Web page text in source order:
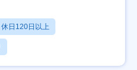
休日120日以上